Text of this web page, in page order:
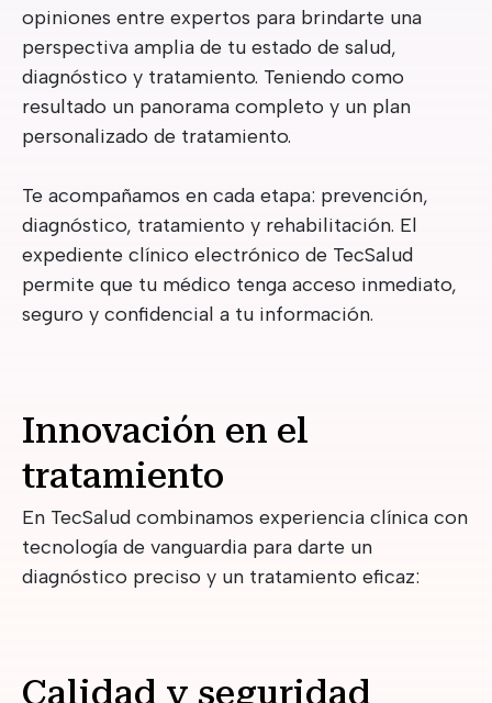
opiniones entre expertos para brindarte una
perspectiva amplia de tu estado de salud,
diagnóstico y tratamiento. Teniendo como
resultado un panorama completo y un plan
personalizado de tratamiento.
Te acompañamos en cada etapa: prevención,
diagnóstico, tratamiento y rehabilitación. El
expediente clínico electrónico de TecSalud
permite que tu médico tenga acceso inmediato,
seguro y confidencial a tu información.
Innovación en el
tratamiento
En TecSalud combinamos experiencia clínica con
tecnología de vanguardia para darte un
diagnóstico preciso y un tratamiento eficaz:
Calidad y seguridad